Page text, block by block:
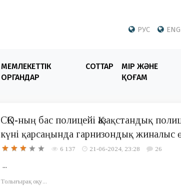
РУС ENG
МЕМЛЕКЕТТІК
ОРГАНДАР
СОТТАР
ӨМІР ЖӘНЕ
ҚОҒАМ
СҚО-ның бас полицейі Қазақстандық
күні қарсаңында гарнизондық жиналыс
6 137 21-06-2024, 23:28 26
...
Толығырақ оқу...